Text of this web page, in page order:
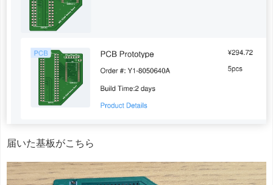
届いた基板がこちら